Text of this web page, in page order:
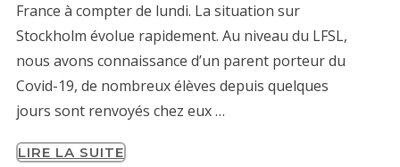
France à compter de lundi. La situation sur
Stockholm évolue rapidement. Au niveau du LFSL,
nous avons connaissance d’un parent porteur du
Covid-19, de nombreux élèves depuis quelques
jours sont renvoyés chez eux …
LIRE LA SUITE